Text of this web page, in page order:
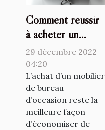
Comment réussir
à acheter un
mobilier de
bureau d’occasion
?
29 décembre 2022
04:20
L’achat d’un mobilier
de bureau
d’occasion reste la
meilleure façon
d’économiser de